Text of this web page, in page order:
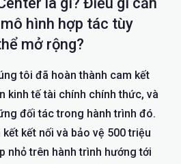
hình hợp tác tùy
mở rộng?
tôi đã hoàn thành cam kết
kinh tế tài chính chính thức, và
đối tác trong hành trình đó.
kết nối và bảo vệ 500 triệu
nhỏ trên hành trình hướng tới